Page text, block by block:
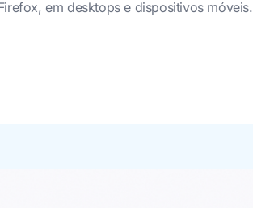
em desktops e dispositivos móveis.